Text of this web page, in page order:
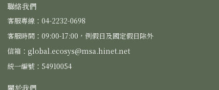
聯絡我們
客服專線：04-2232-0698
客服時間：09:00-17:00，例假日及國定假日除外
信箱：global.ecosys@msa.hinet.net
統一編號：54910054
關於我們